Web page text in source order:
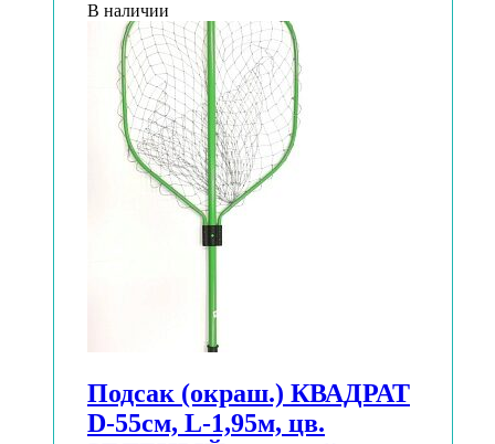
В наличии
Подсак (окраш.) КВАДРАТ
D-55см, L-1,95м, цв.